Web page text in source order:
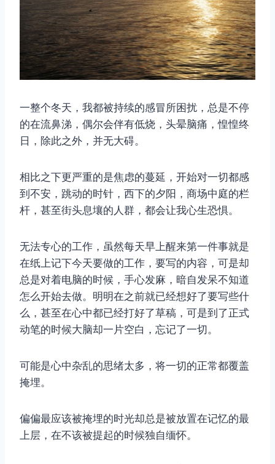
一整个冬天，我都被持续的感冒所困扰，总是不停
的在流鼻涕，偶尔会伴有低烧，头晕脑痛，惶惶终
日，除此之外，并无大碍。
相比之下更严重的是焦虑的蔓延，开始对一切都感
到不安，跳动的时针，西下的夕阳，商场中庭的栏
杆，甚至街头息壤的人群，都会让我心生恐惧。
无法专心的工作，虽然每天早上醒来第一件事就是
在纸上记下今天要做的工作，要写的内容，可是却
总是对着电脑的时候，手心发麻，暗自发呆不知道
怎么开始去做。明明在之前就已经想好了要写些什
么，甚至在心中都已经打好了草稿，可是到了正式
动笔的时候大脑却一片空白，忘记了一切。
可能是心中杂乱的思绪太多，将一切的正常都覆盖
掩埋。
偏偏最应该被掩埋的时光却总是被放置在记忆的最
上层，在不该被提起的时候独自缅怀。